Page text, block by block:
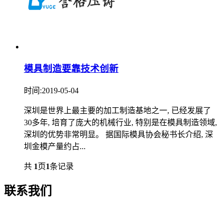
模具制造要靠技术创新
时间:2019-05-04
深圳是世界上最主要的加工制造基地之一, 已经发展了
30多年, 培育了庞大的机械行业, 特别是在模具制造领域,
深圳的优势非常明显。 据国际模具协会秘书长介绍, 深
圳金模产量约占...
共 1页1条记录
联系我们